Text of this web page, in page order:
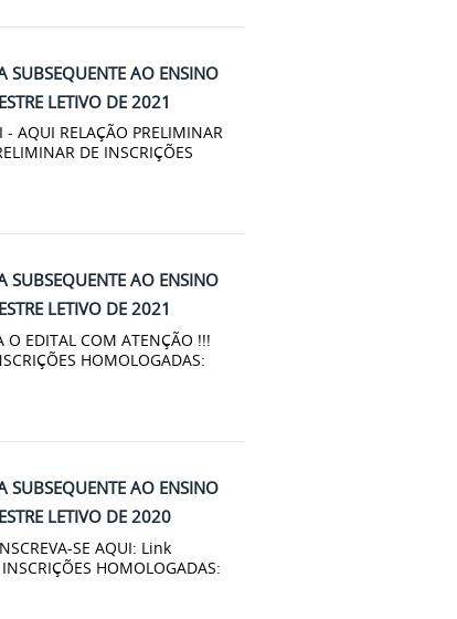
SUBSEQUENTE AO ENSINO
LETIVO DE 2021
AQUI RELAÇÃO PRELIMINAR
DE INSCRIÇÕES
SUBSEQUENTE AO ENSINO
LETIVO DE 2021
O EDITAL COM ATENÇÃO !!!
HOMOLOGADAS:
SUBSEQUENTE AO ENSINO
LETIVO DE 2020
SE AQUI: Link
HOMOLOGADAS: